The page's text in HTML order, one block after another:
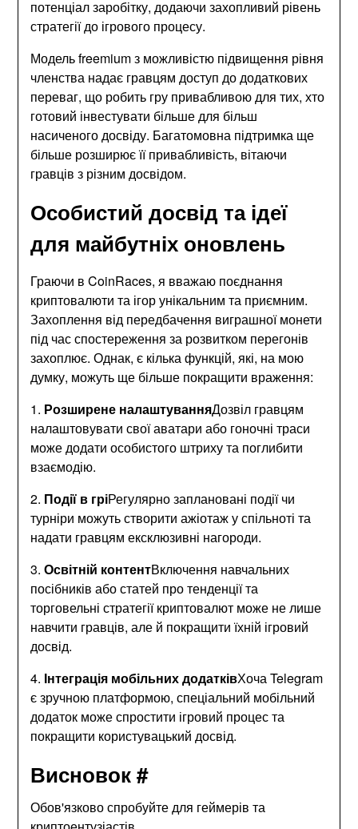
потенціал заробітку, додаючи захопливий рівень
стратегії до ігрового процесу.
Модель freemium з можливістю підвищення рівня
членства надає гравцям доступ до додаткових
переваг, що робить гру привабливою для тих, хто
готовий інвестувати більше для більш
насиченого досвіду. Багатомовна підтримка ще
більше розширює її привабливість, вітаючи
гравців з різним досвідом.
Особистий досвід та ідеї
для майбутніх оновлень
Граючи в CoinRaces, я вважаю поєднання
криптовалюти та ігор унікальним та приємним.
Захоплення від передбачення виграшної монети
під час спостереження за розвитком перегонів
захоплює. Однак, є кілька функцій, які, на мою
думку, можуть ще більше покращити враження:
1. Розширене налаштуванняДозвіл гравцям
налаштовувати свої аватари або гоночні траси
може додати особистого штриху та поглибити
взаємодію.
2. Події в гріРегулярно заплановані події чи
турніри можуть створити ажіотаж у спільноті та
надати гравцям ексклюзивні нагороди.
3.Освітній контентВключення навчальних
посібників або статей про тенденції та
торговельні стратегії криптовалют може не лише
навчити гравців, але й покращити їхній ігровий
досвід.
4. Інтеграція мобільних додатківХоча Telegram
є зручною платформою, спеціальний мобільний
додаток може спростити ігровий процес та
покращити користувацький досвід.
Висновок #
Обов'язково спробуйте для геймерів та